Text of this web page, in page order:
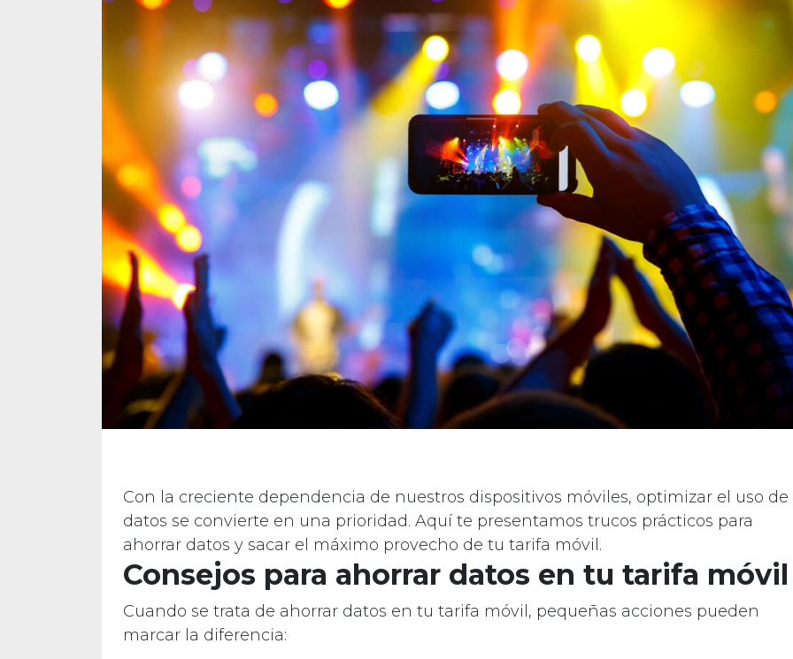
Con la creciente dependencia de nuestros dispositivos móviles, optimizar el uso de
datos se convierte en una prioridad. Aquí te presentamos trucos prácticos para
ahorrar datos y sacar el máximo provecho de tu tarifa móvil.
Consejos para ahorrar datos en tu tarifa móvil
Cuando se trata de ahorrar datos en tu tarifa móvil, pequeñas acciones pueden
marcar la diferencia: